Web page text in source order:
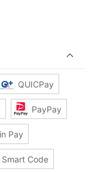
QUICPay
PayPay
Pay
Smart Code